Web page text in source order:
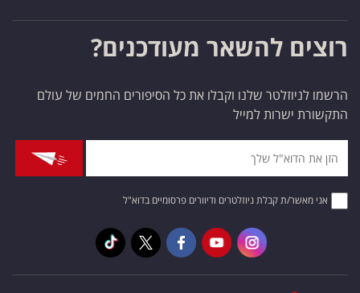
רוצים להשאר מעודכנים?
הרשמו לניוזלטר שלנו וקבלו את כל הסיפורים החמים של עולם
התקשורת ישרות למייל
אני מאשר/ת קבלת ניוזלטרים ודיוורים פרסומיים בדוא"ל